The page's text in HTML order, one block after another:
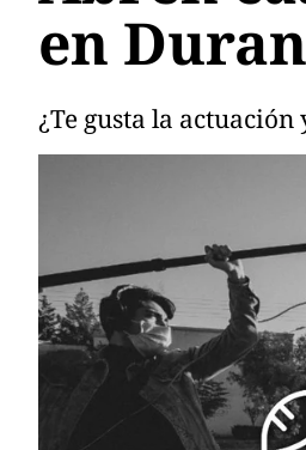
en
¿Te gusta la